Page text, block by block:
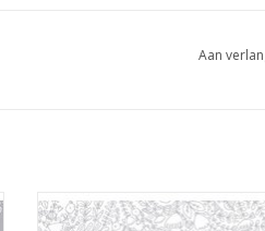
Aan
wit met grijze lijntekening